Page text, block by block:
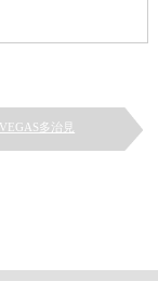
VEGAS多治見